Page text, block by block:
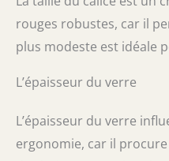
rouges robustes, car il
plus modeste est idéale
L’épaisseur du verre
L’épaisseur du verre
ergonomie, car il